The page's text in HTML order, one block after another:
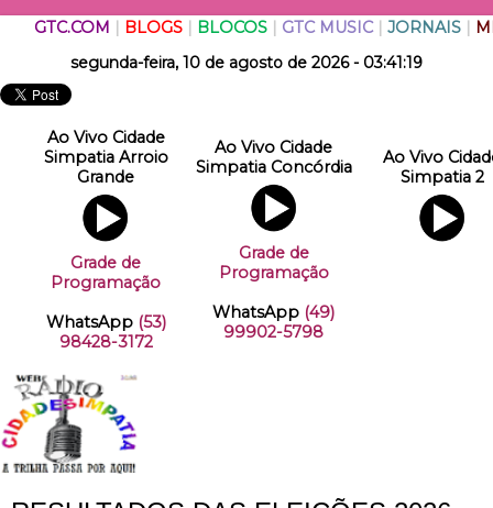
GTC.COM BLOGS| BLOCOS| GTC MUSIC| JORNAIS|
segunda-feira, 10 de agosto de 2026 - 03:41:19
Ao Vivo Cidade
Simpatia Arroio
Grande
Grade de
Programação
WhatsApp (53)
98428-3172
Ao Vivo Cidade
Simpatia Concórdia
Grade de
Programação
WhatsApp (49)
99902-5798
Ao Vivo
Simpatia 2